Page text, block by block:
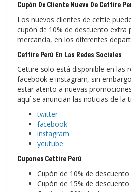
Cupón De Cliente Nuevo De Cettire
Los nuevos clientes de cettie
cupón de 10% de descuento extra
mercancía, en los diferentes
Cettire Perú En Las Redes Sociales
Cettire solo está disponible en las
facebook e instagram, sin
estar atento a nuevas
aquí se anuncian las noticias de la
twitter
facebook
instagram
youtube
Cupones Cettire Perú
Cupón de 10% de descuento
Cupón de 15% de descuento